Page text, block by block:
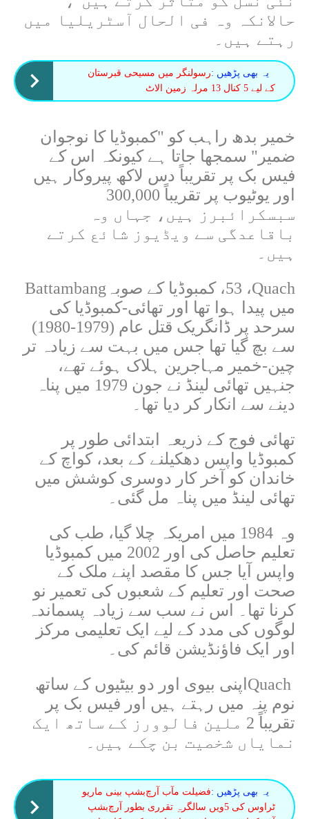
حالانکہ وہ فی الحال آسٹریلیا میں
رہتے ہیں۔
یہ بھی پڑھیں :رسولنگر میں مسیحی قبرستان
کے لیے 5 کنال 13 مرلہ زمین الاٹ
خمیر بدھ راہب کو "کمبوڈیا کا نوجوان
ضمیر" سمجھا جاتا ہے کیونکہ اس کے
فیس بک پر تقریباً دس لاکھ پیروکار ہیں
اور یوٹیوب پر تقریباً 300,000
سبسکرائبرز ہیں، جہاں وہ
باقاعدگی سے ویڈیوز شائع کرتے
ہیں۔
Quach، 53، کمبوڈیا کے صوبہ Battambang
میں پیدا ہوا تھا اور تھائی-کمبوڈیا کی
سرحد پر ڈانگریک قتل عام (1979-1980)
سے بچ گیا تھا جس میں بہت سے زیادہ تر
چین-خمیر مہاجرین ہلاک ہوئے تھے،
جنہیں تھائی لینڈ نے جون 1979 میں پناہ
دینے سے انکار کر دیا تھا۔
تھائی فوج کے ذریعہ ابتدائی طور پر
کمبوڈیا واپس دھکیلنے کے بعد، کواچ کے
خاندان کو آخر کار دوسری کوشش میں
تھائی لینڈ میں پناہ مل گئی۔
وہ 1984 میں امریکہ چلا گیا، طب کی
تعلیم حاصل کی اور 2002 میں کمبوڈیا
واپس آیا جس کا مقصد اپنے ملک کے
صحت اور تعلیم کے شعبوں کی تعمیر نو
کرنا تھا۔ اس نے سب سے زیادہ پسماندہ
لوگوں کی مدد کے لیے ایک تعلیمی مرکز
اور ایک فاؤنڈیشن قائم کی۔
Quach اپنی بیوی اور دو بیٹیوں کے ساتھ
نوم پنہ میں رہتے ہیں اور فیس بک پر
تقریباً 2 ملین فالوورز کے ساتھ ایک
نمایاں شخصیت بن چکے ہیں۔
یہ بھی پڑھیں :فضیلت مآب آرچ‌بشپ بینی ماریو
ٹراوس کی 5ویں سالگرہِ تقرری بطور آرچ‌بشپ